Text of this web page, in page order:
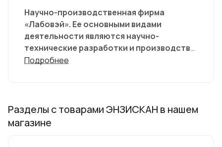
Научно-производственная фирма
«Лабовэй». Ее основными видами
деятельности являются научно-
технические разработки и производство
медицинской техники (
Подробнее
Разделы с товарами ЭНЗИСКАН в нашем
магазине